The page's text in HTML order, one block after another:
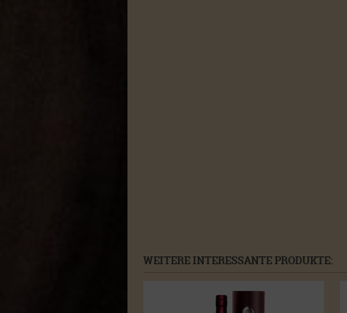
WEITERE INTERESSANTE PRODUKTE: